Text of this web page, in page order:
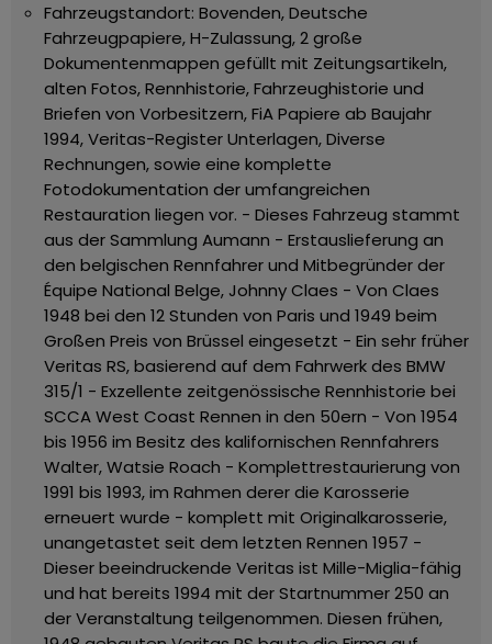
Fahrzeugstandort: Bovenden,Deutsche
Fahrzeugpapiere, H-Zulassung, 2 große
Dokumentenmappen gefüllt mit Zeitungsartikeln,
alten Fotos, Rennhistorie, Fahrzeughistorie und
Briefen von Vorbesitzern, FiA Papiere ab Baujahr
1994, Veritas-Register Unterlagen, Diverse
Rechnungen, sowie eine komplette
Fotodokumentation der umfangreichen
Restauration liegen vor. - Dieses Fahrzeug stammt
aus der Sammlung Aumann - Erstauslieferung an
den belgischen Rennfahrer und Mitbegründer der
Équipe National Belge, Johnny Claes - Von Claes
1948 bei den 12 Stunden von Paris und 1949 beim
Großen Preis von Brüssel eingesetzt - Ein sehr früher
Veritas RS, basierend auf dem Fahrwerk des BMW
315/1 - Exzellente zeitgenössische Rennhistorie bei
SCCA West Coast Rennen in den 50ern - Von 1954
bis 1956 im Besitz des kalifornischen Rennfahrers
Walter, Watsie Roach - Komplettrestaurierung von
1991 bis 1993, im Rahmen derer die Karosserie
erneuert wurde - komplett mit Originalkarosserie,
unangetastet seit dem letzten Rennen 1957 -
Dieser beeindruckende Veritas ist Mille-Miglia-fähig
und hat bereits 1994 mit der Startnummer 250 an
der Veranstaltung teilgenommen. Diesen frühen,